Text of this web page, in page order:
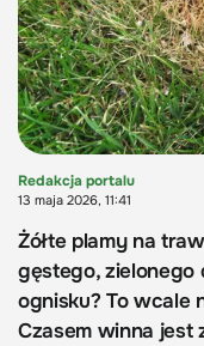
Redakcja portalu
13 maja 2026, 11:41
Żółte plamy na
gęstego, zielonego
ognisku? To wcale
Czasem winna jest